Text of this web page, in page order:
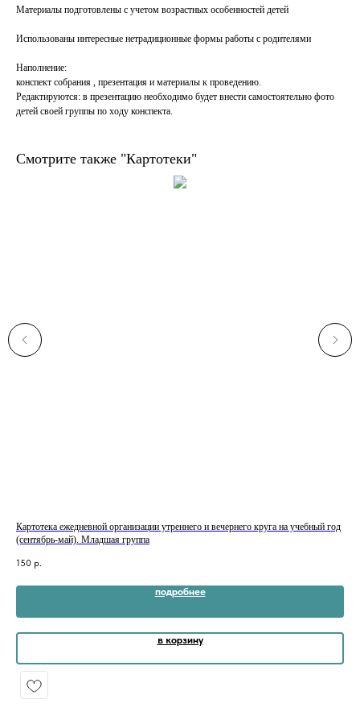
Материалы подготовлены с учетом возрастных особенностей детей
Использованы интересные нетрадиционные формы работы с родителями
Наполнение:
конспект собрания , презентация и материалы к проведению.
Редактируются: в презентацию необходимо будет внести самостоятельно фото
детей своей группы по ходу конспекта.
Смотрите также "Картотеки"
Картотека ежедневной организации утреннего и вечернего круга на учебный год
(сентябрь-май). Младшая группа
150 р.
подробнее
в корзину